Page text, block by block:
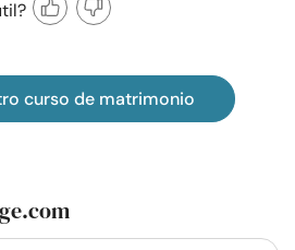
curso de matrimonio